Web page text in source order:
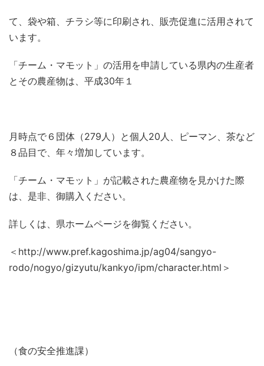
て、袋や箱、チラシ等に印刷され、販売促進に活用されて
います。
「チーム・マモット」の活用を申請している県内の生産者
とその農産物は、平成30年１
月時点で６団体（279人）と個人20人、ピーマン、茶など
８品目で、年々増加しています。
「チーム・マモット」が記載された農産物を見かけた際
は、是非、御購入ください。
詳しくは、県ホームページを御覧ください。
＜ http://www.pref.kagoshima.jp/ag04/sangyo-
rodo/nogyo/gizyutu/kankyo/ipm/character.html ＞
（食の安全推進課）